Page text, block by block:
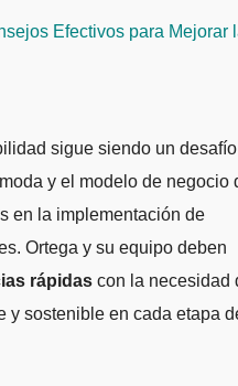
Efectivos para Mejorar
sigue siendo un desafío
y el modelo de negocio
en la implementación de
Ortega y su equipo deben
rápidas con la necesidad
y sostenible en cada etapa